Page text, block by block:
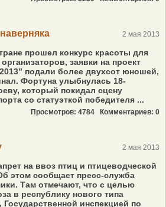
2 мая 2013
прошел конкурс красоты для
заявки на проект
подали более двухсот юношей,
Фортуна улыбнулась 18-
который покидал сцену
со статуэткой победителя ...
Просмотров: 4784 Комментариев: 0
2 мая 2013
на ввоз птиц и птицеводческой
этом сообщает пресс-служба
Там отмечают, что с целью
в республику нового типа
Государственной инспекцией по